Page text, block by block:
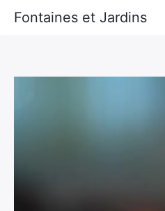
Fontaines et Jardins
Tous les derniers articles